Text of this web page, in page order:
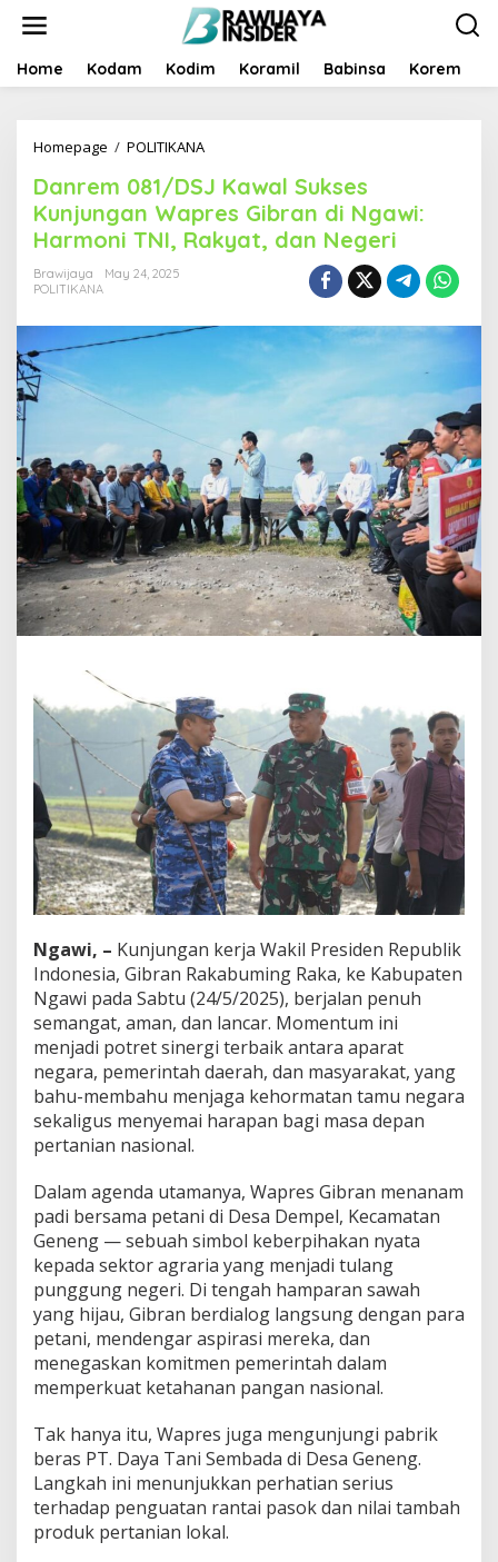
t
Home Kodam Kodim Koramil Babinsa Korem
Homepage / POLITIKANA
n
r
e
m
/
J
w
a
l
S
u
k
s
e
s
K
u
n
g
a
n
W
a
p
r
e
s
i
b
r
a
n
d
i
N
g
a
:
a
r
m
o
n
i
T
N
I
R
a
k
y
a
t
Danrem 081/DSJ Kawal Sukses
Kunjungan Wapres Gibran di Ngawi:
Harmoni TNI, Rakyat, dan Negeri
Brawijaya
May 24, 2025
POLITIKANA
Ngawi, – Kunjungan kerja Wakil Presiden Republik
Indonesia, Gibran Rakabuming Raka, ke Kabupaten
Ngawi pada Sabtu (24/5/2025), berjalan penuh
semangat, aman, dan lancar. Momentum ini
menjadi potret sinergi terbaik antara aparat
negara, pemerintah daerah, dan masyarakat, yang
bahu-membahu menjaga kehormatan tamu negara
sekaligus menyemai harapan bagi masa depan
pertanian nasional.
Dalam agenda utamanya, Wapres Gibran menanam
padi bersama petani di Desa Dempel, Kecamatan
Geneng — sebuah simbol keberpihakan nyata
kepada sektor agraria yang menjadi tulang
punggung negeri. Di tengah hamparan sawah
yang hijau, Gibran berdialog langsung dengan para
petani, mendengar aspirasi mereka, dan
menegaskan komitmen pemerintah dalam
memperkuat ketahanan pangan nasional.
Tak hanya itu, Wapres juga mengunjungi pabrik
beras PT. Daya Tani Sembada di Desa Geneng.
Langkah ini menunjukkan perhatian serius
terhadap penguatan rantai pasok dan nilai tambah
produk pertanian lokal.